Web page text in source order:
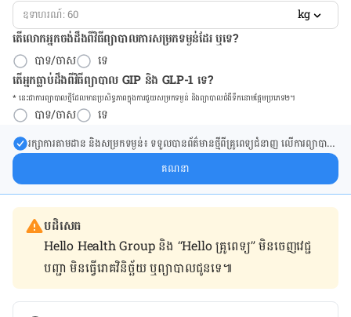
kg
តើលោកអ្នកចង់ដឹង​ពីវិធីព្យាបាលការសម្រកទម្ងន់ដែរ ឬទេ?
បាទ/ចាស
ទេ
តើអ្នកធ្លាប់ដឹងពីវិធីព្យាបាល GIP និង GLP-1 ទេ?
* នេះ​ជា​ការ​ព្យា​បាល​ថ្មីដែល​​មាន​ប្រសិទ្ធ​ភាព​ក្នុង​ការ​ជួយ​សម្រក​ទម្ងន់ និង​ព្យា​បាល​ជំ​ងឺ​ទឹក​នោម​ផ្អែម​ប្រភេទ២។
បាទ/ចាស ទេ
រក្សា​ការ​តាមដាន និងសម្រក​ទម្ងន់៖ ទទួលបាន​ព័ត៌​មាន​ថ្មី​ពី​គ្រូពេទ្យ​ជំនាញ លើ​ការ​ព្យា​បាល​
គណនា
បដិសេធ
Hello Health Group និង “Hello គ្រូពេទ្យ” មិន​ចេញ​វេជ្ជ
បញ្ជា មិន​ធ្វើ​រោគវិនិច្ឆ័យ ឬ​ព្យាបាល​ជូន​ទេ៕